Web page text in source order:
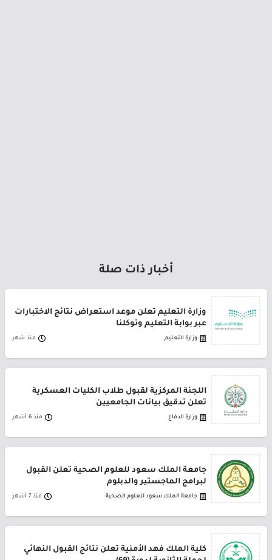
أخبار ذات صلة
وزارة التعليم تعلن موعد استعراض نتائج الاختبارات
عبر بوابة التعليم وتوكلنا
وزارة التعليم منذ شهر
اللجنة المركزية لقبول طلاب الكليات العسكرية
تعلن تدقيق بيانات الجامعيين
وزارة الدفاع منذ 6 أشهر
جامعة الملك سعود للعلوم الصحية تعلن القبول
لبرامج الماجستير والدبلوم
جامعة الملك سعود للعلوم الصحية منذ 7 أشهر
كلية الملك فهد الأمنية تعلن نتائج القبول النهائي